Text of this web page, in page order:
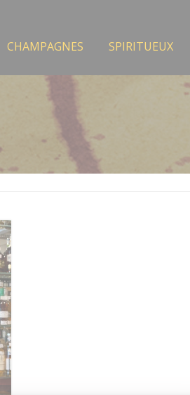
CHAMPAGNES SPIRITUEUX